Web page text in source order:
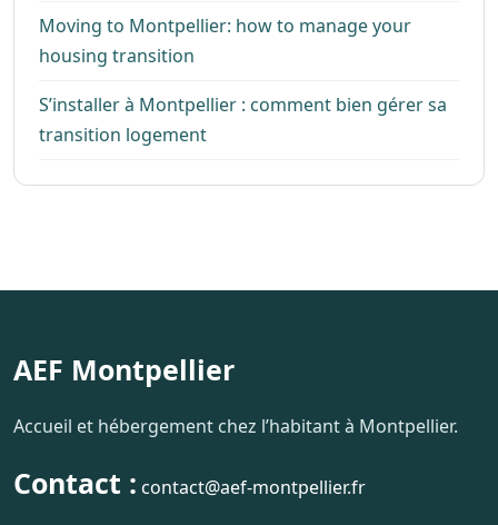
Moving to Montpellier: how to manage your
housing transition
S’installer à Montpellier : comment bien gérer sa
transition logement
AEF Montpellier
Accueil et hébergement chez l’habitant à Montpellier.
Contact : contact@aef-montpellier.fr